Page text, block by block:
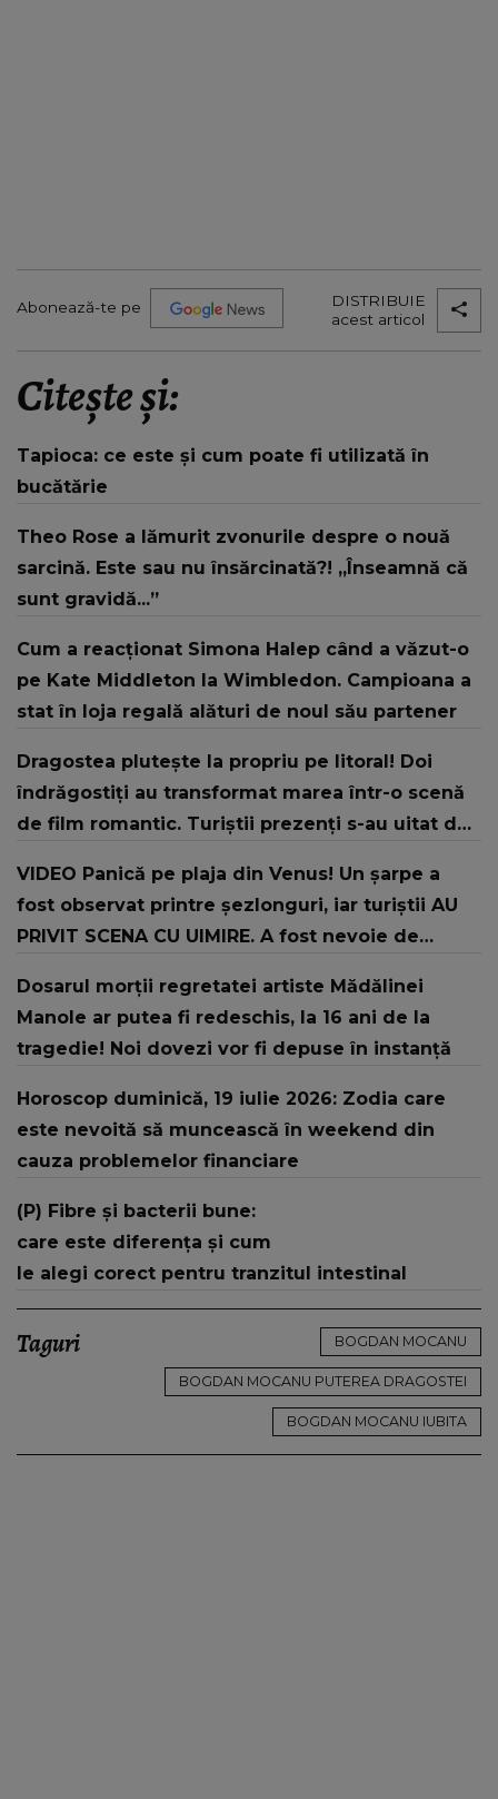
Abonează-te pe
DISTRIBUIE
acest articol
Citește și:
Tapioca: ce este și cum poate fi utilizată în
bucătărie
Theo Rose a lămurit zvonurile despre o nouă
sarcină. Este sau nu însărcinată?! „Înseamnă că
sunt gravidă...”
Cum a reacționat Simona Halep când a văzut-o
pe Kate Middleton la Wimbledon. Campioana a
stat în loja regală alături de noul său partener
Dragostea plutește la propriu pe litoral! Doi
îndrăgostiți au transformat marea într-o scenă
de film romantic. Turiștii prezenți s-au uitat de
VIDEO Panică pe plaja din Venus! Un şarpe a
fost observat printre şezlonguri, iar turiştii AU
PRIVIT SCENA CU UIMIRE. A fost nevoie de
Dosarul morții regretatei artiste Mădălinei
Manole ar putea fi redeschis, la 16 ani de la
tragedie! Noi dovezi vor fi depuse în instanță
Horoscop duminică, 19 iulie 2026: Zodia care
este nevoită să muncească în weekend din
cauza problemelor financiare
(P) Fibre și bacterii bune:
care este diferența și cum
le alegi corect pentru tranzitul intestinal
Taguri BOGDAN MOCANU
BOGDAN MOCANU PUTEREA DRAGOSTEI
BOGDAN MOCANU IUBITA